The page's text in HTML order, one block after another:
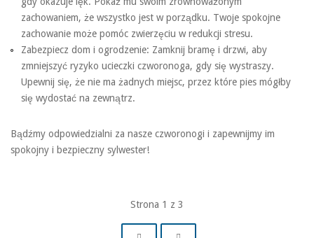
zachowaniem, że wszystko jest w porządku. Twoje spokojne
zachowanie może pomóc zwierzęciu w redukcji stresu.
Zabezpiecz dom i ogrodzenie: Zamknij bramę i drzwi, aby
zmniejszyć ryzyko ucieczki czworonoga, gdy się wystraszy.
Upewnij się, że nie ma żadnych miejsc, przez które pies mógłby
się wydostać na zewnątrz.
Bądźmy odpowiedzialni za nasze czworonogi i zapewnijmy im
spokojny i bezpieczny sylwester!
Strona 1 z 3